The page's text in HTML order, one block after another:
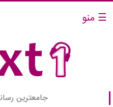
☰ منو
جامعترین